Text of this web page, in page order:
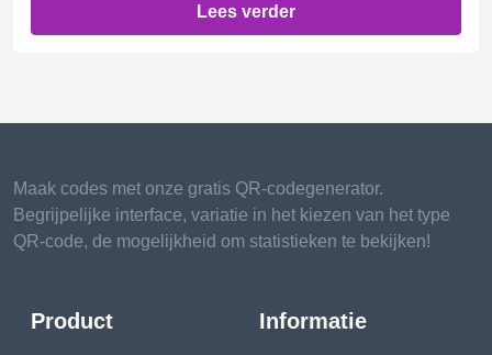
Lees verder
Maak codes met onze gratis QR-codegenerator.
Begrijpelijke interface, variatie in het kiezen van het type
QR-code, de mogelijkheid om statistieken te bekijken!
Product Informatie